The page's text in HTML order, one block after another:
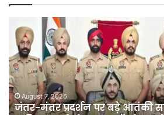
मंतर
प्रदर्शन
पर
बड़े
आतंकी
साजिश
का
August 7, 2026
जंतर-मंतर प्रदर्शन पर बड़े आतंकी